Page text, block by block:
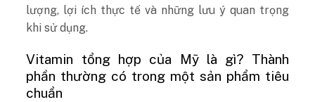
lượng, lợi ích thực tế và những lưu ý quan trọng
khi sử dụng.
Vitamin tổng hợp của Mỹ là gì? Thành
phần thường có trong một sản phẩm tiêu
chuẩn